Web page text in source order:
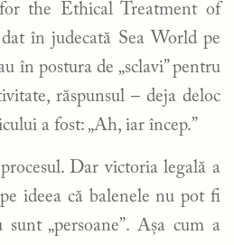
the Ethical Treatment of
în judecată Sea World pe
în postura de „sclavi” pentru
răspunsul – deja deloc
a fost: „Ah, iar încep.”
Dar victoria legală a
ideea că balenele nu pot fi
sunt „persoane”. Așa cum a